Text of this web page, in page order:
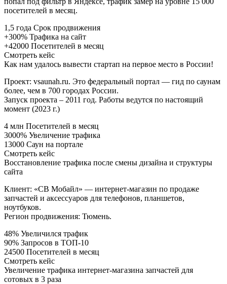
посетителей в месяц.
1,5 года Срок продвижения
+300% Трафика на сайт
+42000 Посетителей в месяц
Смотреть кейс
Как нам удалось вывести стартап на первое место в России!
Проект: vsaunah.ru. Это федеральный портал — гид по саунам
более, чем в 700 городах России.
Запуск проекта – 2011 год. Работы ведутся по настоящий
момент (2023 г.)
4 млн Посетителей в месяц
3000% Увеличение трафика
13000 Саун на портале
Смотреть кейс
Восстановление трафика после смены дизайна и структуры
сайта
Клиент: «СВ Мобайл» — интернет-магазин по продаже
запчастей и аксессуаров для телефонов, планшетов,
ноутбуков.
Регион продвижения: Тюмень.
48% Увеличился трафик
90% Запросов в ТОП-10
24500 Посетителей в месяц
Смотреть кейс
Увеличение трафика интернет-магазина запчастей для
сотовых в 3 раза